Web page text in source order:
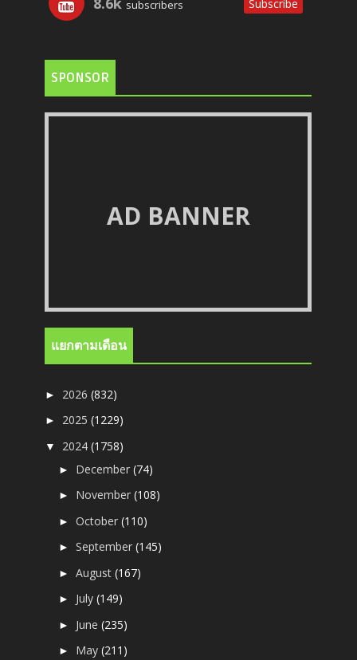
subscribers Subscribe
SPONSOR
AD BANNER
แยกตามเดือน
► 2026(832)
► 2025(1229)
▼ 2024(1758)
► December(74)
► November(108)
►October(110)
►September(145)
►August(167)
► July(149)
► June(235)
► May(211)